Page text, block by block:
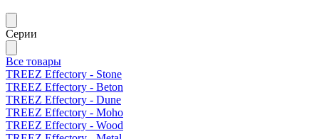
Серии
Все товары
TREEZ Effectory - Stone
TREEZ Effectory - Beton
TREEZ Effectory - Dune
TREEZ Effectory - Moho
TREEZ Effectory - Wood